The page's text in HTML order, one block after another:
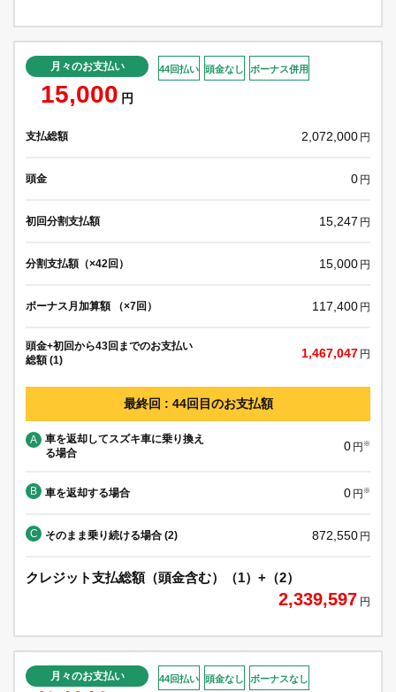
月々のお支払い
15,000 円
44回払い 頭金なし ボーナス併用
支払総額 2,072,000 円
頭金 0 円
初回分割支払額 15,247 円
分割支払額（×42回） 15,000 円
ボーナス月加算額 （×7回） 117,400 円
頭金+初回から43回までのお支払い
総額 (1)
1,467,047 円
最終回 : 44回目のお支払額
A
車を返却してスズキ車に乗り換え
る場合
0 円 ※
B 車を返却する場合 0 円 ※
C そのまま乗り続ける場合 (2) 872,550 円
クレジット支払総額（頭金含む）（1）+（2）
2,339,597 円
月々のお支払い 44回払い 頭金なし ボーナスなし